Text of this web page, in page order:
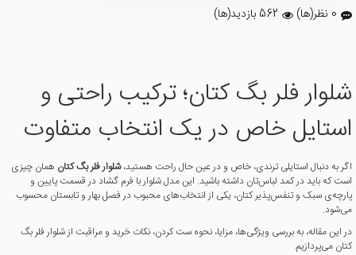
0 نظر(ها) 562 بازدید(ها)
شلوار فلر بگ کتان؛ ترکیب راحتی و
استایل خاص در یک انتخاب متفاوت
اگر به دنبال استایلی ترندی، خاص و در عین حال راحت هستید،شلوار فلر بگ کتان همان چیزی
است که باید در کمد لباس‌تان داشته باشید. این مدل شلوار با فرم گشاد در قسمت پایین و
پارچه‌ی سبک و تنفس‌پذیر کتان، یکی از انتخاب‌های محبوب در فصل بهار و تابستان محسوب
می‌شود.
در این مقاله، به بررسی ویژگی‌ها، مزایا، نحوه ست کردن، نکات خرید و مراقبت از شلوار فلر بگ
کتان می‌پردازیم.